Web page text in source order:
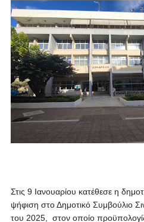
Στις 9 Ιανουαρίου κατέθεσε η
ψήφιση στο Δημοτικό Συμβούλιο
του 2025, στον οποίο